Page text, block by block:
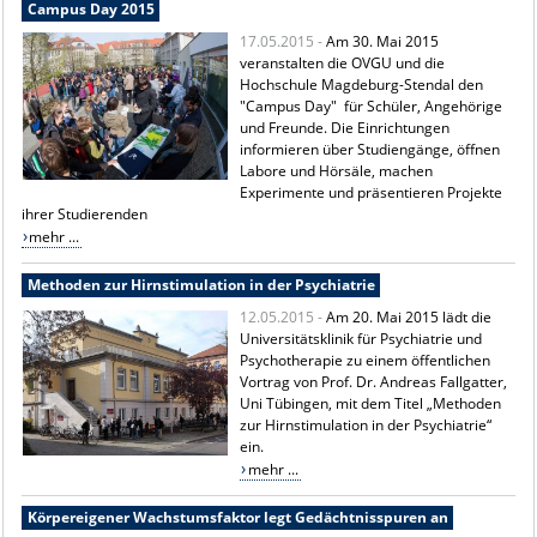
Campus Day 2015
17.05.2015 -Am 30. Mai 2015
veranstalten die OVGU und die
Hochschule Magdeburg-Stendal den
"Campus Day" für Schüler, Angehörige
und Freunde. Die Einrichtungen
informieren über Studiengänge, öffnen
Labore und Hörsäle, machen
Experimente und präsentieren Projekte
ihrer Studierenden
mehr ...
Methoden zur Hirnstimulation in der Psychiatrie
12.05.2015 -Am 20. Mai 2015 lädt die
Universitätsklinik für Psychiatrie und
Psychotherapie zu einem öffentlichen
Vortrag von Prof. Dr. Andreas Fallgatter,
Uni Tübingen, mit dem Titel „Methoden
zur Hirnstimulation in der Psychiatrie“
ein.
mehr ...
Körpereigener Wachstumsfaktor legt Gedächtnisspuren an